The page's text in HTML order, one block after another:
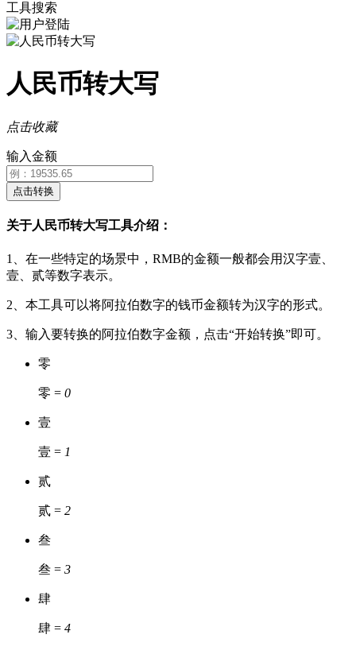
工具搜索
人民币转大写
点击收藏
输入金额
点击转换
关于人民币转大写工具介绍：
1、在一些特定的场景中，RMB的金额一般都会用汉字壹、
壹、贰等数字表示。
2、本工具可以将阿拉伯数字的钱币金额转为汉字的形式。
3、输入要转换的阿拉伯数字金额，点击“开始转换”即可。
零
零 = 0
壹
壹 = 1
贰
贰 = 2
叁
叁 = 3
肆
肆 = 4